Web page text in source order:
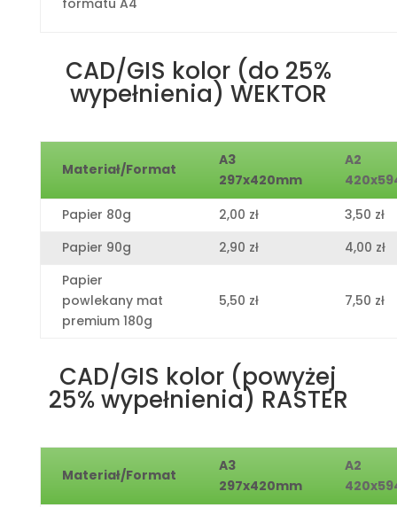
CAD/GIS kolor (do 25%
wypełnienia) WEKTOR
Materiał/Format
A3
297x420mm
A2
Papier 80g
2,00 zł
3,50 zł
Papier 90g
2,90 zł
4,00 zł
Papier
powlekany mat
premium 180g
5,50 zł 7,50 zł
CAD/GIS kolor (powyżej
25% wypełnienia) RASTER
Materiał/Format
A3
297x420mm
A2